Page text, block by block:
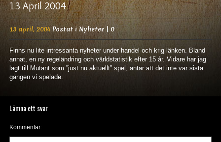
13 April 2004
13 april, 2004 Postat i Nyheter |0
Finns nu lite intressanta nyheter under handel och krig länken. Bland
annat, en ny regeländring och världstatistik efter 15 år. Vidare har jag
lagt till Mutant som ”just nu aktuellt” spel, antar att det inte var sista
gången vi spelade.
Lämna ett svar
Kommentar